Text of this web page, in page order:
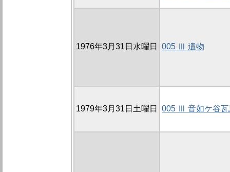
1976年3月31日水曜日 005 Ⅲ 遺物
1979年3月31日土曜日 005 Ⅲ 音如ケ谷瓦